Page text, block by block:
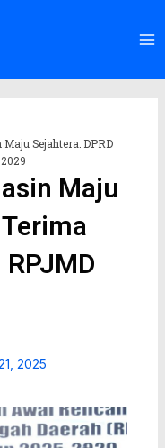
Sejahtera: DPRD
Maju
2025